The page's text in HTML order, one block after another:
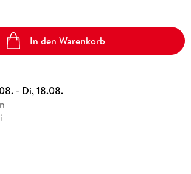
In den Warenkorb
- Di, 18.08.